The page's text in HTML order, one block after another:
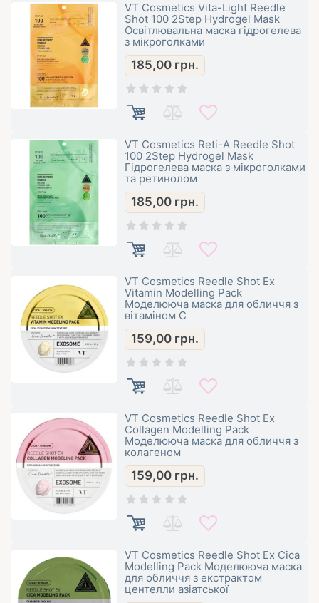
VT Cosmetics Vita-Light Reedle
Shot 100 2Step Hydrogel Mask
Освітлювальна маска гідрогелева
з мікроголками
185,00 грн.
VT Cosmetics Reti-A Reedle Shot
100 2Step Hydrogel Mask
Гідрогелева маска з мікроголками
та ретинолом
185,00 грн.
VT Cosmetics Reedle Shot Ex
Vitamin Modelling Pack
Моделююча маска для обличчя з
вітаміном С
159,00 грн.
VT Cosmetics Reedle Shot Ex
Collagen Modelling Pack
Моделююча маска для обличчя з
колагеном
159,00 грн.
VT Cosmetics Reedle Shot Ex Cica
Modelling Pack Моделююча маска
для обличчя з екстрактом
центелли азіатської